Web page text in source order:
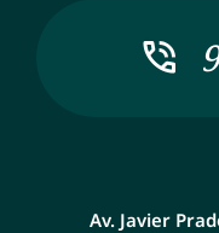
Av. Javier